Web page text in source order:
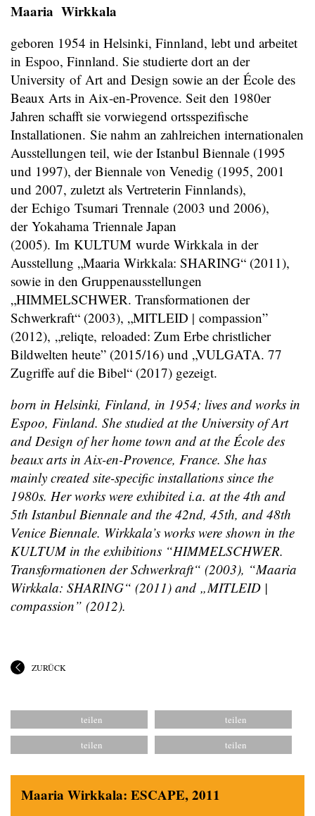
Maaria Wirkkala
geboren 1954 in Helsinki, Finnland, lebt und arbeitet
in Espoo, Finnland. Sie studierte dort an der
University of Art and Design sowie an der École des
Beaux Arts in Aix-en-Provence. Seit den 1980er
Jahren schafft sie vorwiegend ortsspezifische
Installationen. Sie nahm an zahlreichen internationalen
Ausstellungen teil, wie der Istanbul Biennale (1995
und 1997), der Biennale von Venedig (1995, 2001
und 2007, zuletzt als Vertreterin Finnlands),
der Echigo Tsumari Trennale (2003 und 2006),
der Yokahama Triennale Japan
(2005). Im KULTUM wurde Wirkkala in der
Ausstellung „Maaria Wirkkala: SHARING“ (2011),
sowie in den Gruppenausstellungen
„HIMMELSCHWER. Transformationen der
Schwerkraft“ (2003), „MITLEID | compassion”
(2012), „reliqte, reloaded: Zum Erbe christlicher
Bildwelten heute” (2015/16) und „VULGATA. 77
Zugriffe auf die Bibel“ (2017) gezeigt.
born in Helsinki, Finland, in 1954; lives and works in
Espoo, Finland. She studied at the University of Art
and Design of her home town and at the École des
beaux arts in Aix-en-Provence, France. She has
mainly created site-specific installations since the
1980s. Her works were exhibited i.a. at the 4th and
5th Istanbul Biennale and the 42nd, 45th, and 48th
Venice Biennale. Wirkkala’s works were shown in the
KULTUM in the exhibitions “HIMMELSCHWER.
Transformationen der Schwerkraft“ (2003), “Maaria
Wirkkala: SHARING“ (2011) and „MITLEID |
compassion” (2012).
ZURÜCK
Maaria Wirkkala: ESCAPE, 2011